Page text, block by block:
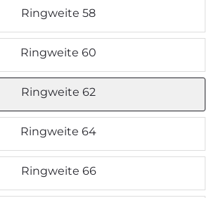
Ringweite 58
Ringweite 60
Ringweite 62
Ringweite 64
Ringweite 66